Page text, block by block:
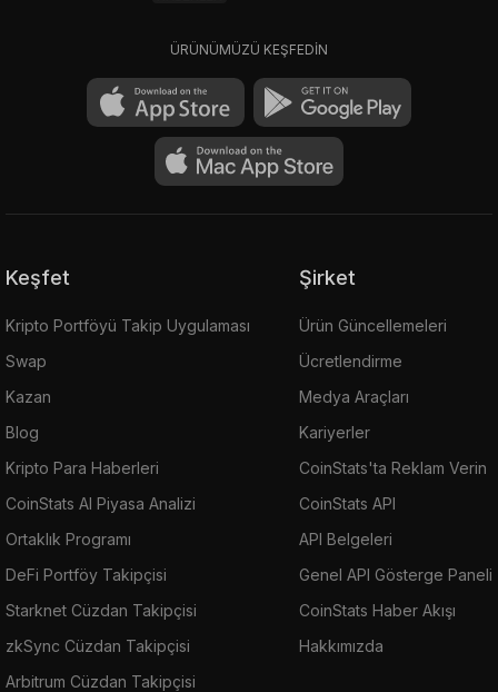
ÜRÜNÜMÜZÜ KEŞFEDİN
Keşfet
Kripto Portföyü Takip Uygulaması
Swap
Kazan
Blog
Kripto Para Haberleri
CoinStats AI Piyasa Analizi
Ortaklık Programı
DeFi Portföy Takipçisi
Starknet Cüzdan Takipçisi
zkSync Cüzdan Takipçisi
Arbitrum Cüzdan Takipçisi
Şirket
Ürün Güncellemeleri
Ücretlendirme
Medya Araçları
Kariyerler
CoinStats'ta Reklam Verin
CoinStats API
API Belgeleri
Genel API Gösterge Paneli
CoinStats Haber Akışı
Hakkımızda